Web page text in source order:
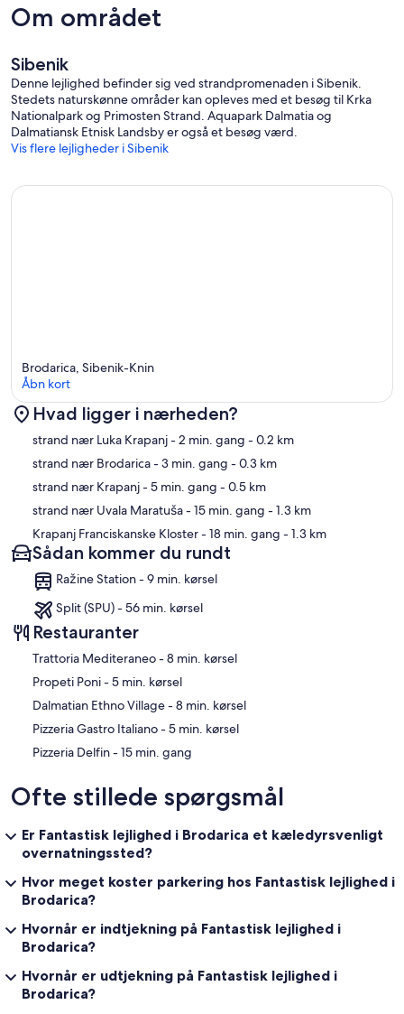
Om området
Sibenik
Denne lejlighed befinder sig ved strandpromenaden i Sibenik.
Stedets naturskønne områder kan opleves med et besøg til Krka
Nationalpark og Primosten Strand. Aquapark Dalmatia og
Dalmatiansk Etnisk Landsby er også et besøg værd.
Vis flere lejligheder i Sibenik
Kort
Brodarica, Sibenik-Knin
Åbn kort
Hvad ligger i nærheden?
strand nær Luka Krapanj- 2 min. gang - 0.2 km
strand nær Brodarica- 3 min. gang - 0.3 km
strand nær Krapanj- 5 min. gang - 0.5 km
strand nær Uvala Maratuša- 15 min. gang - 1.3 km
Krapanj Franciskanske Kloster- 18 min. gang - 1.3 km
Sådan kommer du rundt
Ražine Station - 9 min. kørsel
Split (SPU) - 56 min. kørsel
Restauranter
‪Trattoria Mediteraneo - ‬8 min. kørsel
‪Propeti Poni - ‬5 min. kørsel
‪Dalmatian Ethno Village - ‬8 min. kørsel
‪Pizzeria Gastro Italiano - ‬5 min. kørsel
‪Pizzeria Delfin - ‬15 min. gang
Ofte stillede spørgsmål
Er Fantastisk lejlighed i Brodarica et kæledyrsvenligt
overnatningssted?
Hvor meget koster parkering hos Fantastisk lejlighed i
Brodarica?
Hvornår er indtjekning på Fantastisk lejlighed i
Brodarica?
Hvornår er udtjekning på Fantastisk lejlighed i
Brodarica?